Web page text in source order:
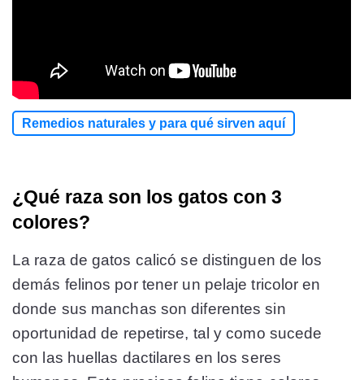
Remedios naturales y para qué sirven aquí
¿Qué raza son los gatos con 3
colores?
La raza de gatos calicó se distinguen de los
demás felinos por tener un pelaje tricolor en
donde sus manchas son diferentes sin
oportunidad de repetirse, tal y como sucede
con las huellas dactilares en los seres